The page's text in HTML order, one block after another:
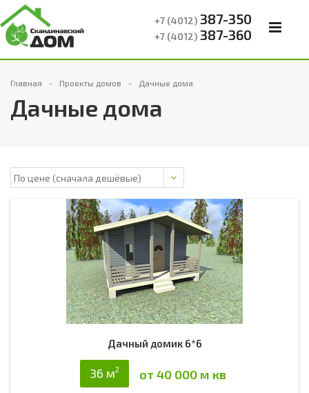
+7 (4012)387-350
+7 (4012)387-360
Главная Проекты домов Дачные дома
Дачные дома
Дачный домик 6*6
36 м2 от 40 000 м кв